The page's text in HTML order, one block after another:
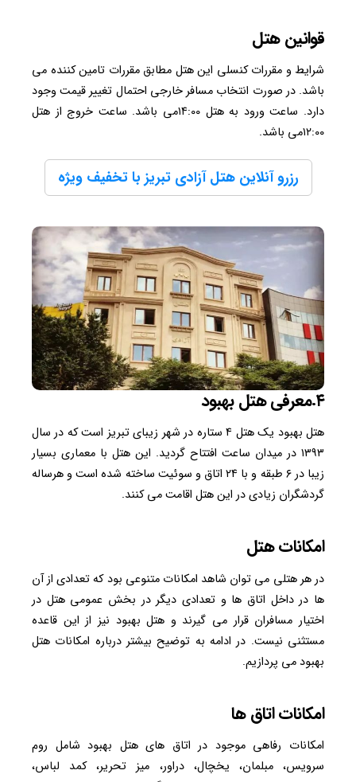
قوانین هتل
شرایط و مقررات کنسلی این هتل مطابق مقررات تامین کننده می
باشد. در صورت انتخاب مسافر خارجی احتمال تغییر قیمت وجود
دارد. ساعت ورود به هتل ۱۴:00می باشد. ساعت خروج از هتل
۱۲:00می باشد.
رزرو آنلاین هتل آزادی تبریز با تخفیف ویژه
۴.معرفی هتل بهبود
هتل بهبود یک هتل ۴ ستاره در شهر زیبای تبریز است که در سال
۱۳۹۳ در میدان ساعت افتتاح گردید. این هتل با معماری بسیار
زیبا در ۶ طبقه و با ۲۴ اتاق و سوئیت ساخته شده است و هرساله
گردشگران زیادی در این هتل اقامت می کنند.
امکانات هتل
در هر هتلی می توان شاهد امکانات متنوعی بود که تعدادی از آن
ها در داخل اتاق ها و تعدادی دیگر در بخش عمومی هتل در
اختیار مسافران قرار می گیرند و هتل بهبود نیز از این قاعده
مستثنی نیست. در ادامه به توضیح بیشتر درباره امکانات هتل
بهبود می پردازیم.
امکانات اتاق ها
امکانات رفاهی موجود در اتاق های هتل بهبود شامل روم
سرویس، مبلمان، یخچال، دراور، میز تحریر، کمد لباس،